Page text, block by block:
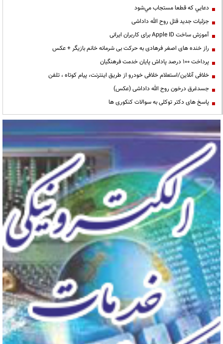
دعايي كه قطعا مستجاب مي‌شود
جزئیات جدید قتل روح الله داداشی
آموزش ساخت Apple ID برای کاربران ایرانی
راز خنده های اصغر فرهادی به حرکت بی شرمانه خانم بازیگر + عکس
پرداخت ۱۰۰ درصد پاداش پایان خدمت فرهنگیان
خلافی آنلاین/استعلام خلافی خودرو از طریق اینترنت، پیام کوتاه ، تلفن
جسدغرق درخون روح الله داداشی (عکس)
پاسخ های دکتر توکلی به سوالات کنکوری ها